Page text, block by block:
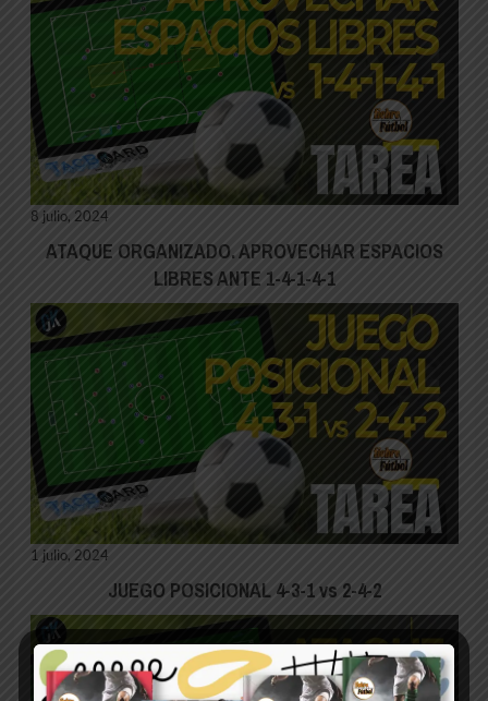
8 julio, 2024
ATAQUE ORGANIZADO. APROVECHAR ESPACIOS
LIBRES ANTE 1-4-1-4-1
1 julio, 2024
JUEGO POSICIONAL 4-3-1 vs 2-4-2